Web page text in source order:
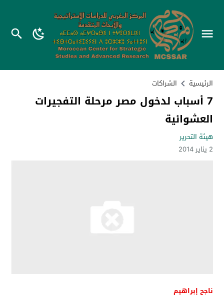
الرئيسية الشراكات
7 أسباب لدخول مصر مرحلة التفجيرات
العشوائية
هيئة التحرير
2 يناير 2014
ناجح إبراهيم